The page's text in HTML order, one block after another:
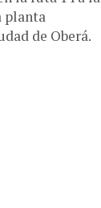
planta
de Oberá.